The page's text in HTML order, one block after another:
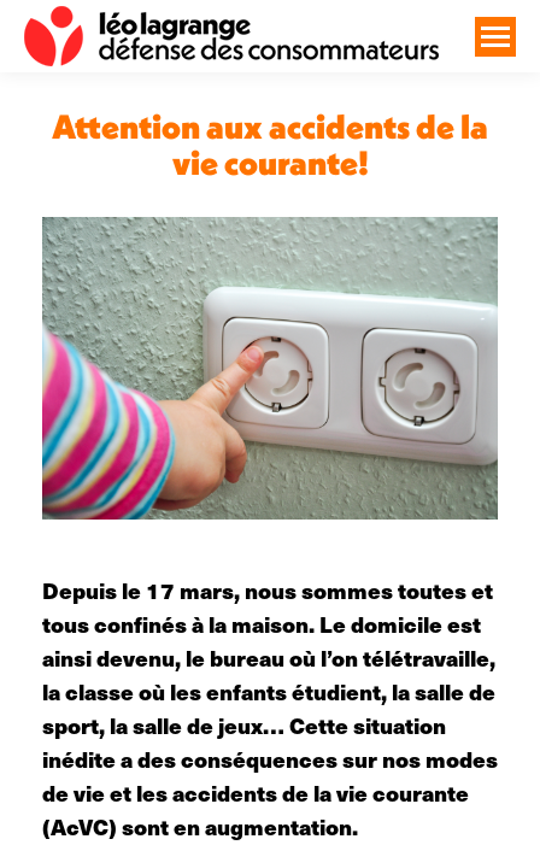
Attention aux accidents de la
vie courante!
Depuis le 17 mars, nous sommes toutes et
tous confinés à la maison. Le domicile est
ainsi devenu, le bureau où l’on télétravaille,
la classe où les enfants étudient, la salle de
sport, la salle de jeux… Cette situation
inédite a des conséquences sur nos modes
de vie et les accidents de la vie courante
(AcVC) sont en augmentation.